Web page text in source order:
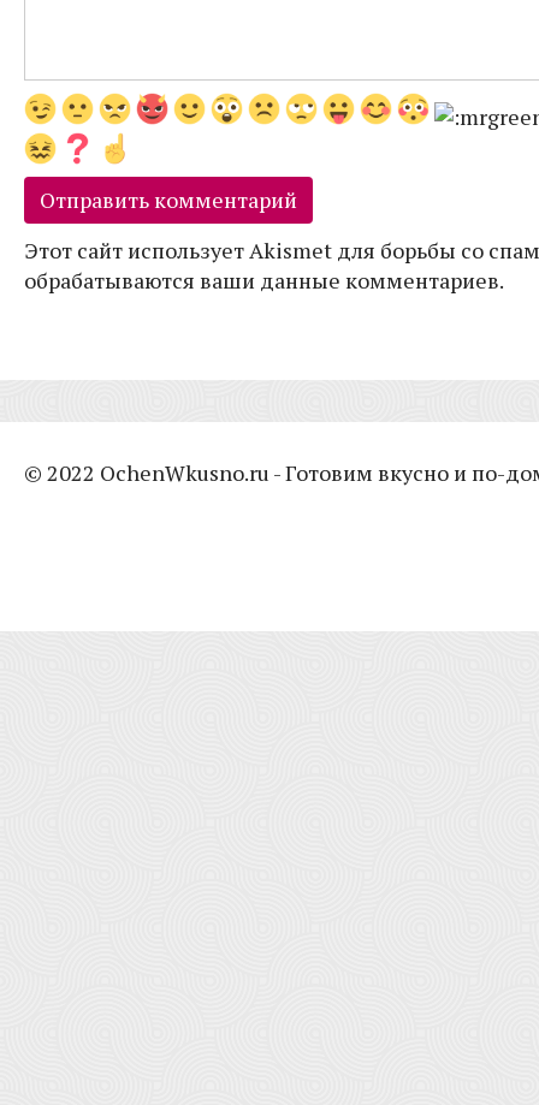
Этот сайт использует Akismet для борьбы со
обрабатываются ваши данные комментариев.
© 2022 OchenWkusno.ru - Готовим вкусно и по-